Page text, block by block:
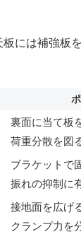
には補強板
裏面に当て板
荷重分散を図
ブラケットで
振れの抑制に
接地面を広げ
クランプ力を